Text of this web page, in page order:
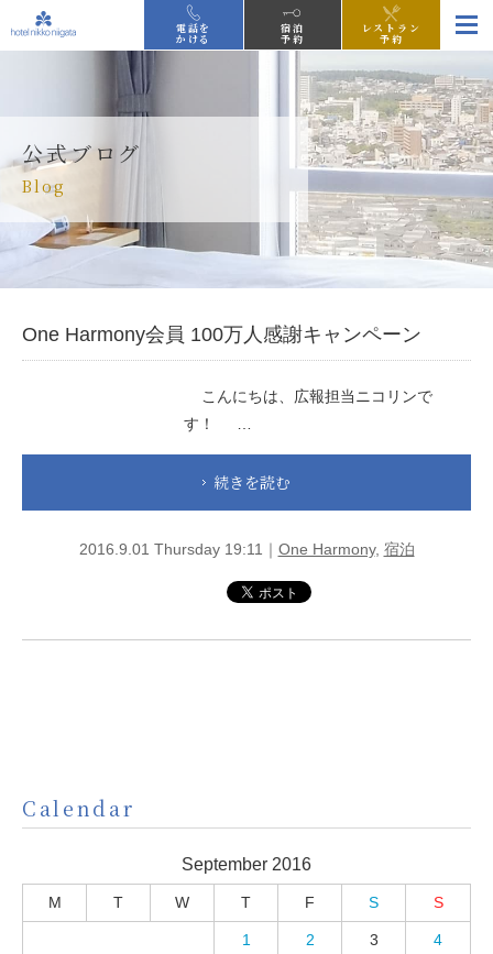
電話を
かける
宿泊
予約
レストラン
予約
公式ブログ
Blog
One Harmony会員 100万人感謝キャンペーン
こんにちは、広報担当ニコリンで
す！ …
続きを読む
2016.9.01 Thursday 19:11｜ One Harmony, 宿泊
Calendar
September 2016
M T W T F S S
1 2 3 4